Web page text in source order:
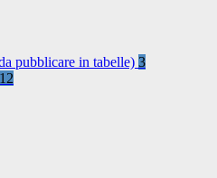
pubblicare in tabelle) 3
12